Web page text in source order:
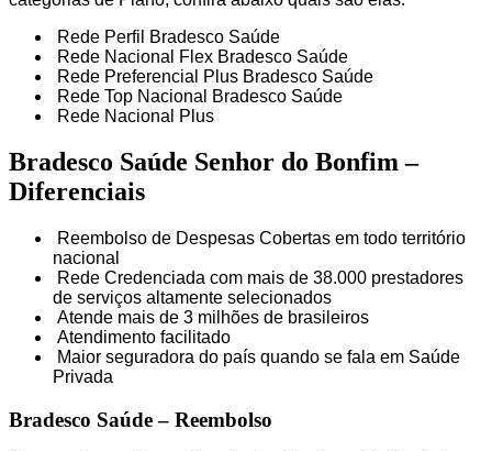
Rede Perfil Bradesco Saúde
Rede Nacional Flex Bradesco Saúde
Rede Preferencial Plus Bradesco Saúde
Rede Top Nacional Bradesco Saúde
Rede Nacional Plus
Bradesco Saúde Senhor do Bonfim –
Diferenciais
Reembolso de Despesas Cobertas em todo território
nacional
Rede Credenciada com mais de 38.000 prestadores
de serviços altamente selecionados
Atende mais de 3 milhões de brasileiros
Atendimento facilitado
Maior seguradora do país quando se fala em Saúde
Privada
Bradesco Saúde – Reembolso